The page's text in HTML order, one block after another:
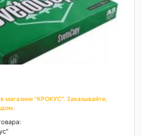
магазине "КРОКУС". Заказывайте,